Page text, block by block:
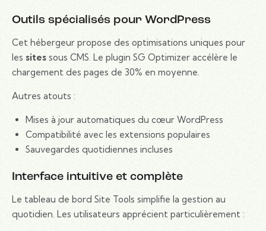
Outils spécialisés pour WordPress
Cet hébergeur propose des optimisations uniques pour
les sites sous CMS. Le plugin SG Optimizer accélère le
chargement des pages de 30% en moyenne.
Autres atouts :
Mises à jour automatiques du cœur WordPress
Compatibilité avec les extensions populaires
Sauvegardes quotidiennes incluses
Interface intuitive et complète
Le tableau de bord Site Tools simplifie la gestion au
quotidien. Les utilisateurs apprécient particulièrement :